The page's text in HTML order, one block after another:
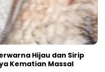
Hijau dan Sirip
Kematian Massal